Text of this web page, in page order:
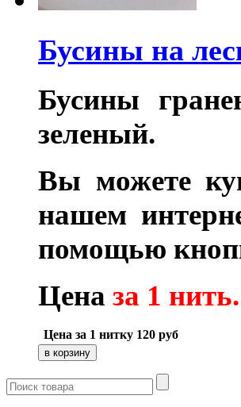
Бусины на
Бусины
зеленый.
Вы можете
нашем
помощью
Цена за 1 нить.
Цена за 1 нитку 120 руб